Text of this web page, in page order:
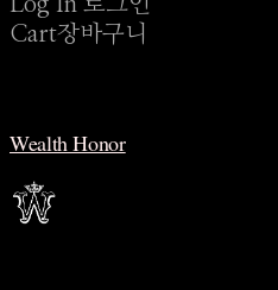
Log In 로그인
Cart장바구니
Wealth Honor